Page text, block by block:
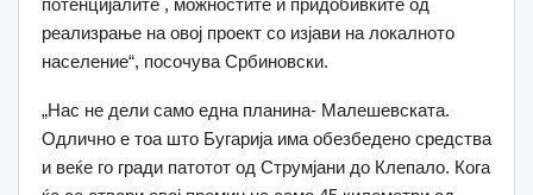
потенцијалите , можностите и придобивките од
реализрање на овој проект со изјави на локалното
население“, посочува Србиновски.
„Нас не дели само една планина- Малешевската.
Одлично е тоа што Бугарија има обезбедено средства
и веќе го гради патотот од Струмјани до Клепало. Кога